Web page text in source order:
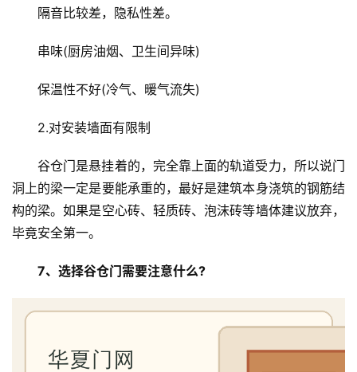
安
装
登录 注册
隔音比较差，隐私性差。
串味(厨房油烟、卫生间异味)
保温性不好(冷气、暖气流失)
2.对安装墙面有限制
谷仓门是悬挂着的，完全靠上面的轨道受力，所以说门
洞上的梁一定是要能承重的，最好是建筑本身浇筑的钢筋结
构的梁。如果是空心砖、轻质砖、泡沫砖等墙体建议放弃，
毕竟安全第一。
7、选择谷仓门需要注意什么?